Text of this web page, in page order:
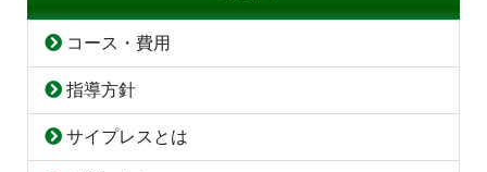
コース・費用
指導方針
サイプレスとは